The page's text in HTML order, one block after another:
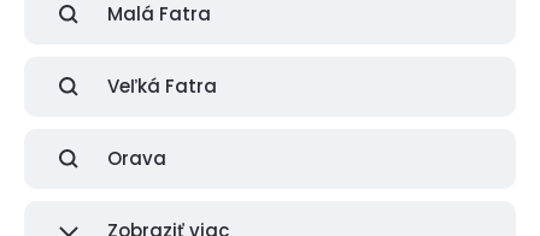
Malá Fatra
Veľká Fatra
Orava
Zobraziť viac